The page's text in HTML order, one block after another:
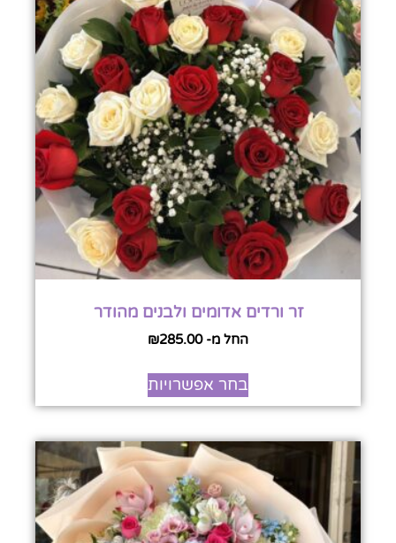
זר ורדים אדומים ולבנים מהודר
החל מ- ₪285.00
בחר אפשרויות